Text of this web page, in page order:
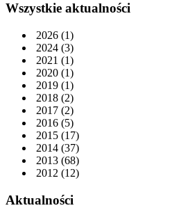
Wszystkie aktualności
2026 (1)
2024 (3)
2021 (1)
2020 (1)
2019 (1)
2018 (2)
2017 (2)
2016 (5)
2015 (17)
2014 (37)
2013 (68)
2012 (12)
Aktualności